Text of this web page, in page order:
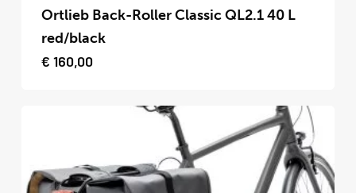
product
heeft
meerdere
gekozen
Ortlieb Back-Roller Classic QL2.1 40 L
red/black
€ 160,00